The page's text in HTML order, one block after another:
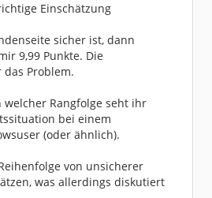
Einschätzung
sicher ist, dann
9,99 Punkte. Die
Problem.
Rangfolge seht ihr
bei einem
(oder ähnlich).
von unsicherer
was allerdings diskutiert